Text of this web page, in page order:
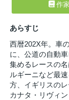
作家
あらすじ
西暦202X年。車
に、公道の自動
集めるレースの
ルギーニなど最
方、イギリスの
カナタ・リヴィ